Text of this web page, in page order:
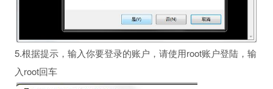
解决方法
或技术支持联系。
5.根据提示，输入你要登录的账户，请使用root账户登陆，输
入root回车